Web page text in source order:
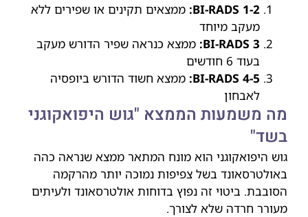
BI-RADS 1-2: ממצאים תקינים או שפירים ללא
מעקב מיוחד
BI-RADS 3: ממצא כנראה שפיר הדורש מעקב
בעוד 6 חודשים
BI-RADS 4-5: ממצא חשוד הדורש ביופסיה
לאבחון
מה משמעות הממצא "גוש היפואקוגני
בשד"
גוש היפואקוגני הוא מונח המתאר ממצא שנראה כהה
באולטרסאונד בשל צפיפות נמוכה יותר מהרקמה
הסובבת. ביטוי זה נפוץ בדוחות אולטרסאונד ולעיתים
מעורר חרדה שלא לצורך.